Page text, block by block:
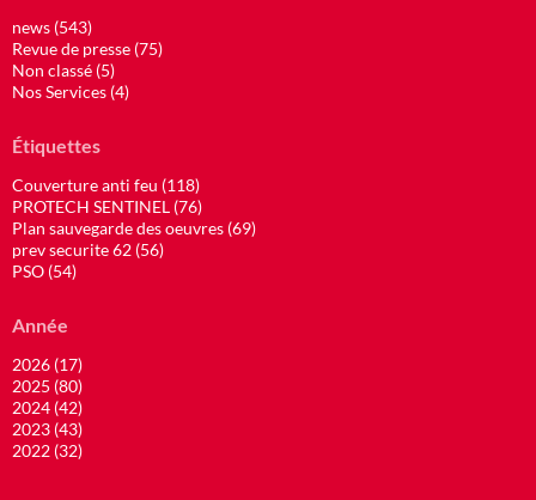
news (543)
Revue de presse (75)
Non classé (5)
Nos Services (4)
Étiquettes
Couverture anti feu (118)
PROTECH SENTINEL (76)
Plan sauvegarde des oeuvres (69)
prev securite 62 (56)
PSO (54)
Année
2026 (17)
2025 (80)
2024 (42)
2023 (43)
2022 (32)